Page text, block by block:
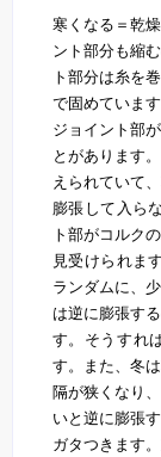
寒くなる＝乾
ント部分も縮
ト部分は糸を
で固めていま
ジョイント部
とがあります
えられていて
膨張して入ら
ト部がコルク
見受けられま
ランダムに、
は逆に膨張す
す。そうすれ
す。また、冬
隔が狭くなり
いと逆に膨張
ガタつきます